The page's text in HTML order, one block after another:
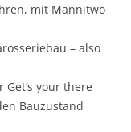
mit Mannitwo
– also
your there
Bauzustand